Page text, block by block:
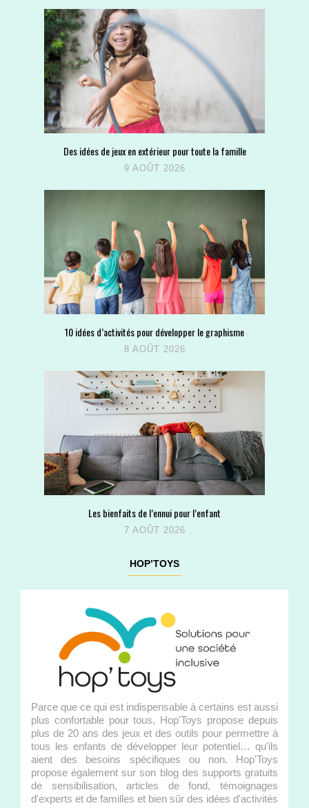
Des idées de jeux en extérieur pour toute la famille
9 AOÛT 2026
10 idées d’activités pour développer le graphisme
8 AOÛT 2026
Les bienfaits de l’ennui pour l’enfant
7 AOÛT 2026
HOP’TOYS
Parce que ce qui est indispensable à certains est aussi
plus confortable pour tous, Hop'Toys propose depuis
plus de 20 ans des jeux et des outils pour permettre à
tous les enfants de développer leur potentiel… qu'ils
aient des besoins spécifiques ou non. Hop'Toys
propose également sur son blog des supports gratuits
de sensibilisation, articles de fond, témoignages
d'experts et de familles et bien sûr des idées d'activités